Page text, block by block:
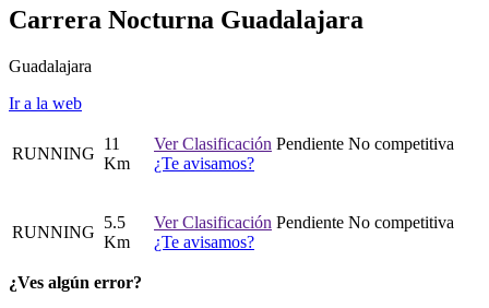
Carrera Nocturna Guadalajara
Guadalajara
Ir a la web
RUNNING
11
Km
Ver Clasificación Pendiente No competitiva
¿Te avisamos?
RUNNING
5.5
Km
Ver Clasificación Pendiente No competitiva
¿Te avisamos?
¿Ves algún error?